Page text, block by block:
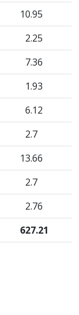
10.95
2.25
7.36
1.93
6.12
2.7
13.66
2.7
2.76
627.21